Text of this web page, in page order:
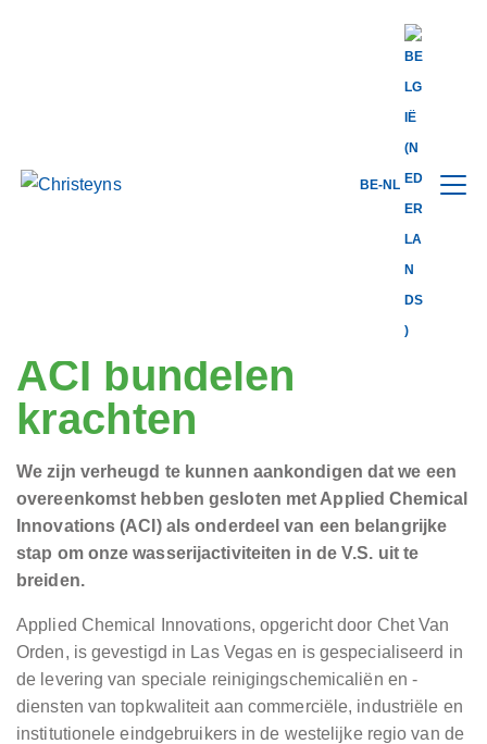
BE-NL
Share this
Christeyns USA en
ACI bundelen
krachten
We zijn verheugd te kunnen aankondigen dat we een
overeenkomst hebben gesloten met Applied Chemical
Innovations (ACI) als onderdeel van een belangrijke
stap om onze wasserijactiviteiten in de V.S. uit te
breiden.
Applied Chemical Innovations, opgericht door Chet Van
Orden, is gevestigd in Las Vegas en is gespecialiseerd in
de levering van speciale reinigingschemicaliën en -
diensten van topkwaliteit aan commerciële, industriële en
institutionele eindgebruikers in de westelijke regio van de